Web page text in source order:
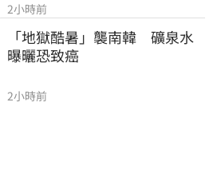
2小時前
「地獄酷暑」襲南韓　礦泉水
曝曬恐致癌
2小時前